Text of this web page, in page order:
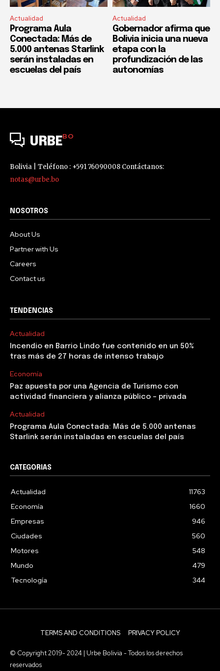
Actualidad
Programa Aula
Conectada: Más de
5.000 antenas Starlink
serán instaladas en
escuelas del país
Actualidad
Gobernador afirma que
Bolivia inicia una nueva
etapa con la
profundización de las
autonomías
URBEBO
Bolivia | Teléfono : +591 76090008 Contáctanos:
notas@urbe.bo
NOSOTROS
About Us
Partner with Us
Careers
Contact us
TENDENCIAS
Actualidad
Incendio en Barrio Lindo fue contenido en un 50%
tras más de 27 horas de intenso trabajo
Economía
Paz apuesta por una Agencia de Turismo con
actividad financiera y alianza público – privada
Actualidad
Programa Aula Conectada: Más de 5.000 antenas
Starlink serán instaladas en escuelas del país
CATEGORIAS
Actualidad
11763
Economía
1660
Empresas
946
Ciudades
560
Motores
548
Mundo
479
Tecnología
344
TERMS AND CONDITIONS PRIVACY POLICY
© Copyright 2019- 2024 | Urbe Bolivia - Todos los derechos
reservados